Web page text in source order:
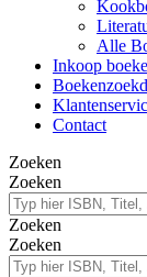
Alle
Inkoop
Contact
Zoeken
Zoeken
Zoeken
Zoeken